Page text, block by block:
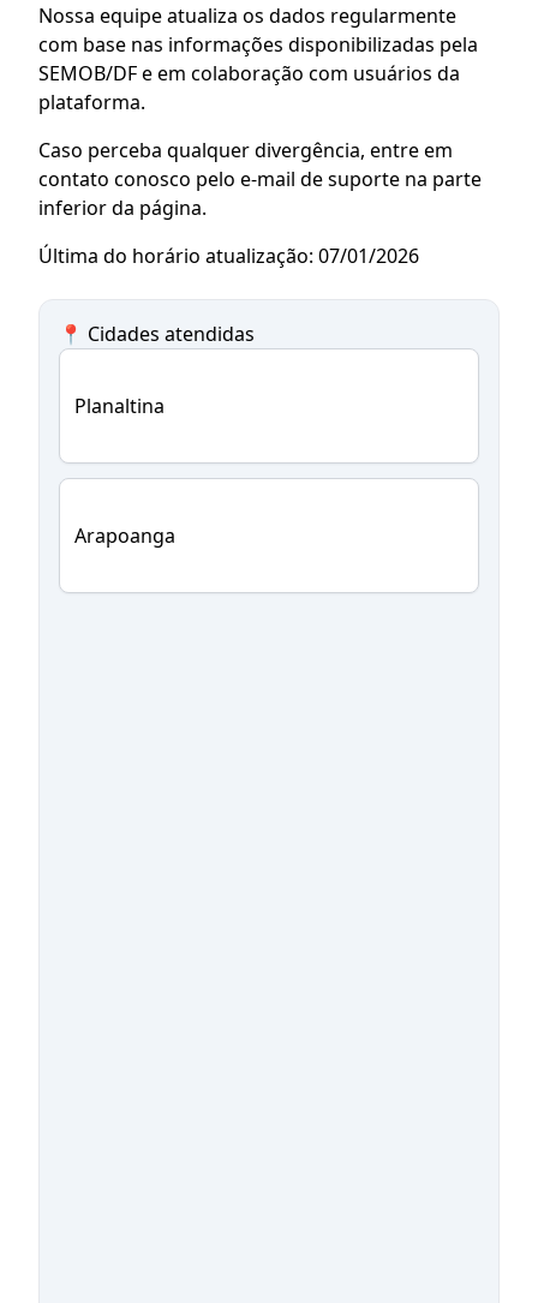
Nossa equipe atualiza os dados regularmente
com base nas informações disponibilizadas pela
SEMOB/DF e em colaboração com usuários da
plataforma.
Caso perceba qualquer divergência, entre em
contato conosco pelo e-mail de suporte na parte
inferior da página.
Última do horário atualização: 07/01/2026
📍 Cidades atendidas
Planaltina
Arapoanga